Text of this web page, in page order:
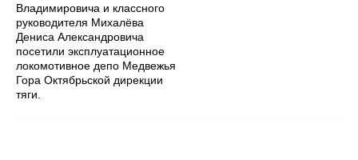
Владимировича и классного
руководителя Михалёва
Дениса Александровича
посетили эксплуатационное
локомотивное депо Медвежья
Гора Октябрьской дирекции
тяги.